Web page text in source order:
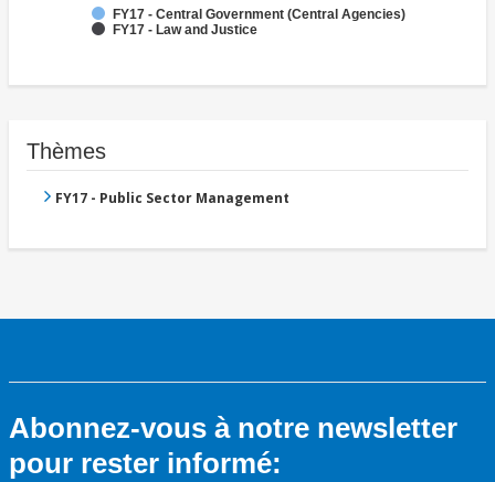
FY17 - Central Government (Central Agencies)
FY17 - Law and Justice
Thèmes
FY17 - Public Sector Management
Abonnez-vous à notre newsletter
pour rester informé: